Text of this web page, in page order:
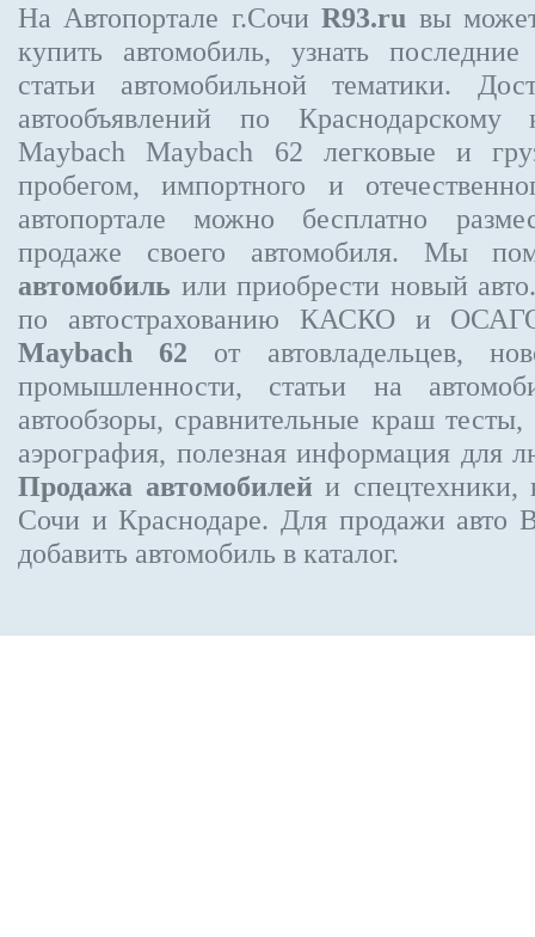
На Автопортале г.СочиR93.ru вы
купить автомобиль, узнать
статьи автомобильной тематики.
автообъявлений по
Maybach Maybach 62 легковые и
пробегом, импортного и
автопортале можно бесплатно
продаже своего автомобиля. Мы
автомобиль или приобрести новый
по автострахованию КАСКО и
Maybach 62 от автовладельцев,
промышленности, статьи на
автообзоры, сравнительные краш
аэрография, полезная информация для
Продажа автомобилей и спецтехники,
Сочи и Краснодаре. Для продажи авто
добавить автомобиль в каталог.